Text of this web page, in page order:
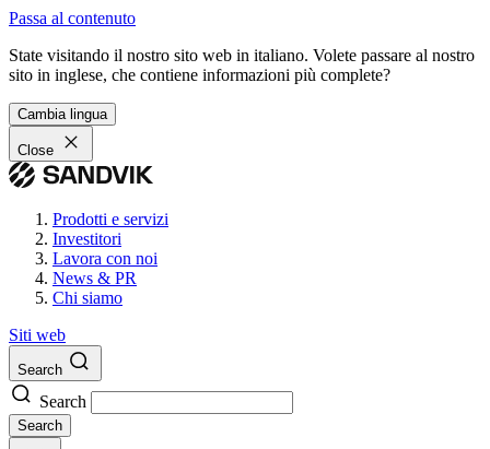
Passa al contenuto
State visitando il nostro sito web in italiano. Volete passare al nostro
sito in inglese, che contiene informazioni più complete?
Cambia lingua
Close
Prodotti e servizi
Investitori
Lavora con noi
News & PR
Chi siamo
Siti web
Search
Search
Search